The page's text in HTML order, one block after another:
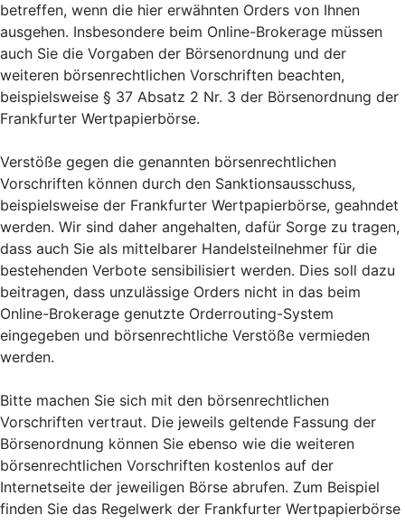
betreffen, wenn die hier erwähnten Orders von Ihnen
ausgehen. Insbesondere beim Online-Brokerage müssen
auch Sie die Vorgaben der Börsenordnung und der
weiteren börsenrechtlichen Vorschriften beachten,
beispielsweise § 37 Absatz 2 Nr. 3 der Börsenordnung der
Frankfurter Wertpapierbörse.
Verstöße gegen die genannten börsenrechtlichen
Vorschriften können durch den Sanktionsausschuss,
beispielsweise der Frankfurter Wertpapierbörse, geahndet
werden. Wir sind daher angehalten, dafür Sorge zu tragen,
dass auch Sie als mittelbarer Handelsteilnehmer für die
bestehenden Verbote sensibilisiert werden. Dies soll dazu
beitragen, dass unzulässige Orders nicht in das beim
Online-Brokerage genutzte Orderrouting-System
eingegeben und börsenrechtliche Verstöße vermieden
werden.
Bitte machen Sie sich mit den börsenrechtlichen
Vorschriften vertraut. Die jeweils geltende Fassung der
Börsenordnung können Sie ebenso wie die weiteren
börsenrechtlichen Vorschriften kostenlos auf der
Internetseite der jeweiligen Börse abrufen. Zum Beispiel
finden Sie das Regelwerk der Frankfurter Wertpapierbörse